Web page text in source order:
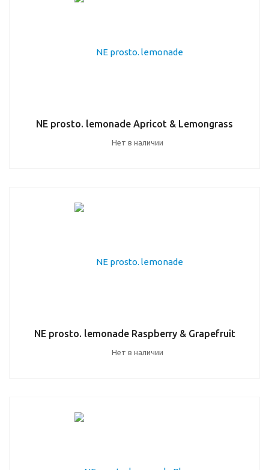
NE prosto. lemonade Apricot & Lemongrass
Нет в наличии
NE prosto. lemonade Raspberry & Grapefruit
Нет в наличии